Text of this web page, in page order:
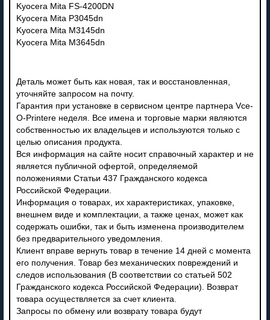
Kyocera Mita FS-4200DN
Kyocera Mita P3045dn
Kyocera Mita M3145dn
Kyocera Mita M3645dn
Деталь может быть как новая, так и восстановленная,
уточняйте запросом на почту.
Гарантия при установке в сервисном центре партнера Vce-
O-Printere неделя. Все имена и торговые марки являются
собственностью их владельцев и используются только с
целью описания продукта.
Вся информация на сайте носит справочный характер и не
является публичной офертой, определяемой
положениями Статьи 437 Гражданского кодекса
Российской Федерации.
Информация о товарах, их характеристиках, упаковке,
внешнем виде и комплектации, а также ценах, может как
содержать ошибки, так и быть изменена производителем
без предварительного уведомления.
Клиент вправе вернуть товар в течение 14 дней с момента
его получения. Товар без механических повреждений и
следов использования (В соответствии со статьей 502
Гражданского кодекса Российской Федерации). Возврат
товара осуществляется за счет клиента.
Запросы по обмену или возврату товара будут